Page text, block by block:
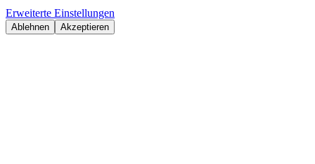
Erweiterte Einstellungen
Ablehnen Akzeptieren